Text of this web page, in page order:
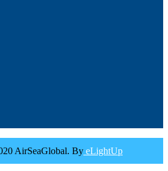
AirSeaGlobal. By eLightUp